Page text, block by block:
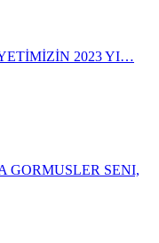
2023 YI…
GORMUSLER SENI,